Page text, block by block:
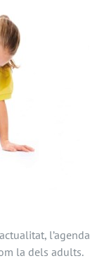
l’agenda
la dels adults.